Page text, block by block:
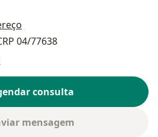
04/77638
consulta
mensagem